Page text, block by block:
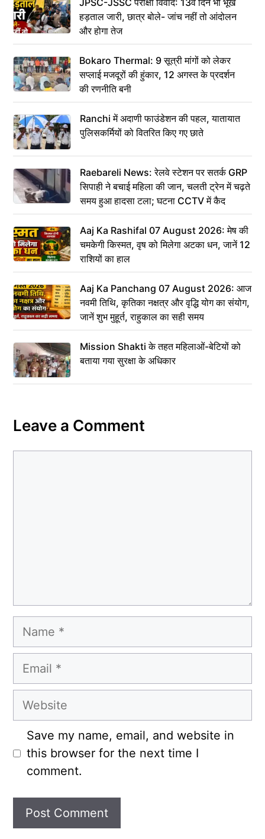
JPSC-JSSC परीक्षा विवाद: 13वें दिन भी भूख
हड़ताल जारी, छात्र बोले- जांच नहीं तो आंदोलन
और होगा तेज
Bokaro Thermal: 9 सूत्री मांगों को लेकर
सप्लाई मजदूरों की हुंकार, 12 अगस्त के प्रदर्शन
की रणनीति बनी
Ranchi में अदाणी फाउंडेशन की पहल, यातायात
पुलिसकर्मियों को वितरित किए गए छाते
Raebareli News: रेलवे स्टेशन पर सतर्क GRP
सिपाही ने बचाई महिला की जान, चलती ट्रेन में चढ़ते
समय हुआ हादसा टला; घटना CCTV में कैद
Aaj Ka Rashifal 07 August 2026: मेष की
चमकेगी किस्मत, वृष को मिलेगा अटका धन, जानें 12
राशियों का हाल
Aaj Ka Panchang 07 August 2026: आज
नवमी तिथि, कृतिका नक्षत्र और वृद्धि योग का संयोग,
जानें शुभ मुहूर्त, राहुकाल का सही समय
Mission Shakti के तहत महिलाओं-बेटियों को
बताया गया सुरक्षा के अधिकार
Leave a Comment
Name
Email
Website
Save my name, email, and website in
this browser for the next time I
comment.